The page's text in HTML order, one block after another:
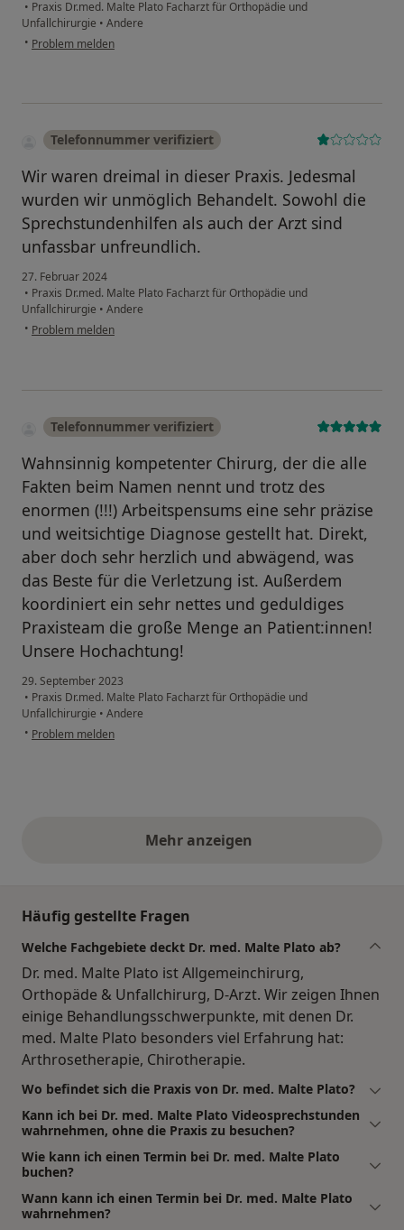
• Praxis Dr.med. Malte Plato Facharzt für Orthopädie und
Unfallchirurgie • Andere
• Problem melden
Telefonnummer verifiziert
Wir waren dreimal in dieser Praxis. Jedesmal
wurden wir unmöglich Behandelt. Sowohl die
Sprechstundenhilfen als auch der Arzt sind
unfassbar unfreundlich.
27. Februar 2024
• Praxis Dr.med. Malte Plato Facharzt für Orthopädie und
Unfallchirurgie • Andere
• Problem melden
Telefonnummer verifiziert
Wahnsinnig kompetenter Chirurg, der die alle
Fakten beim Namen nennt und trotz des
enormen (!!!) Arbeitspensums eine sehr präzise
und weitsichtige Diagnose gestellt hat. Direkt,
aber doch sehr herzlich und abwägend, was
das Beste für die Verletzung ist. Außerdem
koordiniert ein sehr nettes und geduldiges
Praxisteam die große Menge an Patient:innen!
Unsere Hochachtung!
29. September 2023
• Praxis Dr.med. Malte Plato Facharzt für Orthopädie und
Unfallchirurgie • Andere
• Problem melden
Mehr anzeigenobige Stellungnahmen
Häufig gestellte Fragen
Welche Fachgebiete deckt Dr. med. Malte Plato ab?
Dr. med. Malte Plato ist Allgemeinchirurg,
Orthopäde & Unfallchirurg, D-Arzt. Wir zeigen Ihnen
einige Behandlungsschwerpunkte, mit denen Dr.
med. Malte Plato besonders viel Erfahrung hat:
Arthrosetherapie, Chirotherapie.
Wo befindet sich die Praxis von Dr. med. Malte Plato?
Kann ich bei Dr. med. Malte Plato Videosprechstunden
wahrnehmen, ohne die Praxis zu besuchen?
Wie kann ich einen Termin bei Dr. med. Malte Plato
buchen?
Wann kann ich einen Termin bei Dr. med. Malte Plato
wahrnehmen?